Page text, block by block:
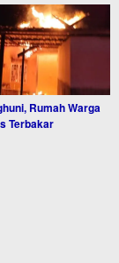
Rumah Warga
Terbakar